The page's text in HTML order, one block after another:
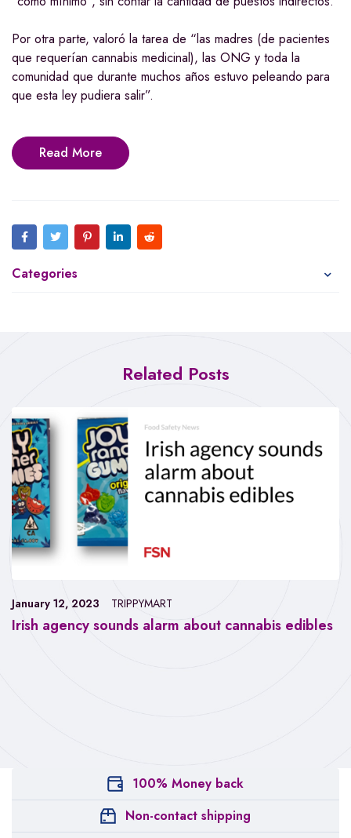
Por otra parte, valoró la tarea de “las madres (de pacientes
que requerían cannabis medicinal), las ONG y toda la
comunidad que durante muchos años estuvo peleando para
que esta ley pudiera salir”.
Read More
Categories
Related Posts
Irish agency sounds alarm about cannabis edibles
January 12, 2023 TRIPPYMART
100% Money back
Non-contact shipping